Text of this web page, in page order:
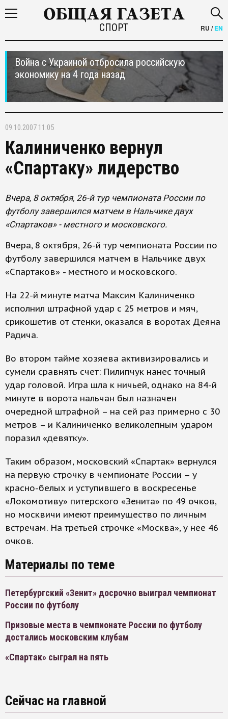
СПОРТ RU /EN
Война с Украиной отбросила российскую
экономику на 4 года назад
09.10.2007 11:05
Калиниченко вернул
«Спартаку» лидерство
Вчера, 8 октября, 26-й тур чемпионата России по
футболу завершился матчем в Нальчике двух
«Спартаков» - местного и московского.
Вчера, 8 октября, 26-й тур чемпионата России по
футболу завершился матчем в Нальчике двух
«Спартаков» - местного и московского.
На 22-й минуте матча Максим Калиниченко
исполнил штрафной удар с 25 метров и мяч,
срикошетив от стенки, оказался в воротах Деяна
Радича.
Во втором тайме хозяева активизировались и
сумели сравнять счет: Пилипчук нанес точный
удар головой. Игра шла к ничьей, однако на 84-й
минуте в ворота нальчан был назначен
очередной штрафной – на сей раз примерно с 30
метров – и Калиниченко великолепным ударом
поразил «девятку».
Таким образом, московский «Спартак» вернулся
на первую строчку в чемпионате России – у
красно-белых и уступившего в воскресенье
«Локомотиву» питерского «Зенита» по 49 очков,
но москвичи имеют преимущество по личным
встречам. На третьей строчке «Москва», у нее 46
очков.
Материалы по теме
Петербургский «Зенит» досрочно выиграл чемпионат
России по футболу
Призовые места в чемпионате России по футболу
достались московским клубам
«Спартак» сыграл на пять
Сейчас на главной